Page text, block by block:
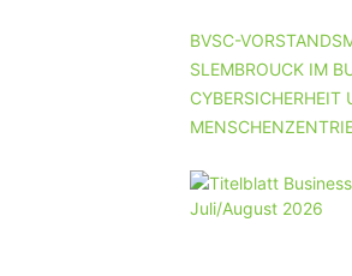
BVSC-
SLEMBROUCK IM
CYBERSICHERHEIT